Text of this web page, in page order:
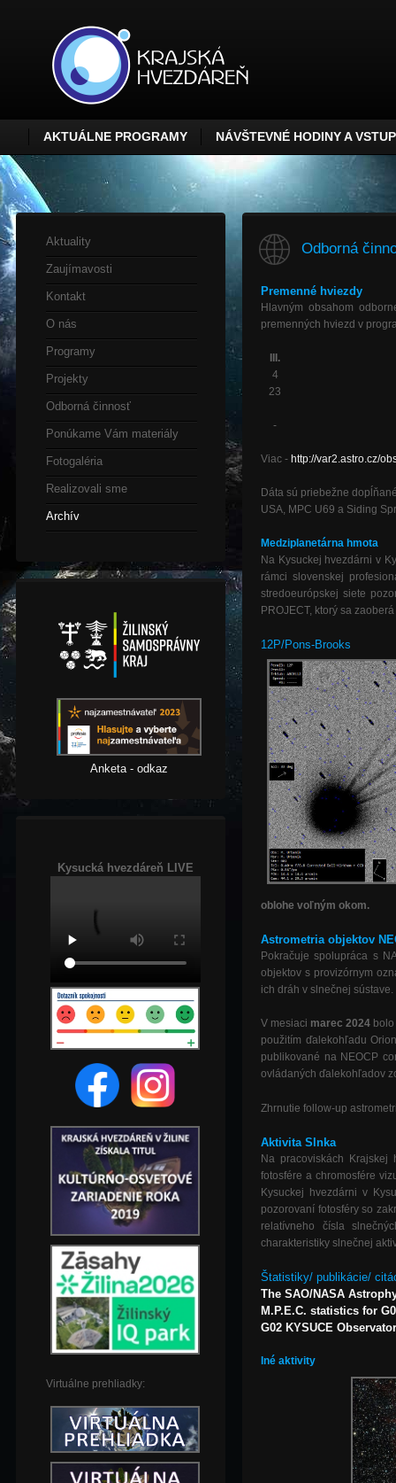
AKTUÁLNE PROGRAMY NÁVŠTEVNÉ HODINY A
Aktuality
Zaujímavosti
Kontakt
O nás
Programy
Projekty
Odborná činnosť
Ponúkame Vám materiály
Fotogaléria
Realizovali sme
Archív
Anketa - odkaz
Kysucká hvezdáreň LIVE
Virtuálne prehliadky:
Odborná
Premenné hviezdy
Hlavným obsahom
premenných hviezd v
III.
4
23
-
Viac - http://var2.astro.cz/
Dáta sú priebežne
USA, MPC U69 a Siding
Medziplanetárna hmota
Na Kysuckej hvezdárni v
rámci slovenskej
stredoeurópskej siete
PROJECT, ktorý sa
12P/Pons-Brooks
oblohe voľným okom.
Astrometria objektov
Pokračuje spolupráca s
objektov s provizórnym
ich dráh v slnečnej sústave.
V mesiaci marec 2024
použitím ďalekohľadu
publikované na NEOCP
ovládaných ďalekohľadov
Zhrnutie follow-up
Aktivita Slnka
Na pracoviskách
fotosfére a chromosfére
Kysuckej hvezdárni v
pozorovaní fotosféry so
relatívneho čísla
charakteristiky slnečnej
Štatistiky/ publikácie/
The SAO/NASA
M.P.E.C. statistics for
G02 KYSUCE
Iné aktivity